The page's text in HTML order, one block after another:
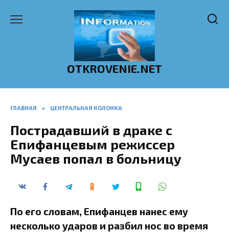
OTKROVENIE.NET
ГЛАВНАЯ » ЦЕНТРАЛЬНАЯ КОЛОНКА
Пострадавший в драке с
Епифанцевым режиссер
Мусаев попал в больницу
По его словам, Епифанцев нанес ему
несколько ударов и разбил нос во время